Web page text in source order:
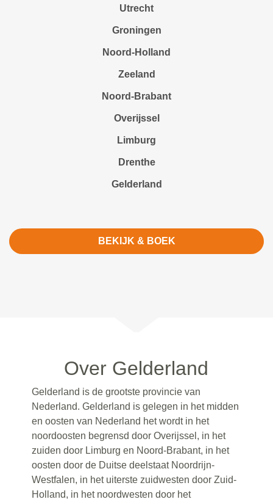
Utrecht
Groningen
Noord-Holland
Zeeland
Noord-Brabant
Overijssel
Limburg
Drenthe
Gelderland
BEKIJK & BOEK
Over Gelderland
Gelderland is de grootste provincie van
Nederland. Gelderland is gelegen in het midden
en oosten van Nederland het wordt in het
noordoosten begrensd door Overijssel, in het
zuiden door Limburg en Noord-Brabant, in het
oosten door de Duitse deelstaat Noordrijn-
Westfalen, in het uiterste zuidwesten door Zuid-
Holland, in het noordwesten door het